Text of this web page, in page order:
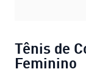
Tênis de
Feminino